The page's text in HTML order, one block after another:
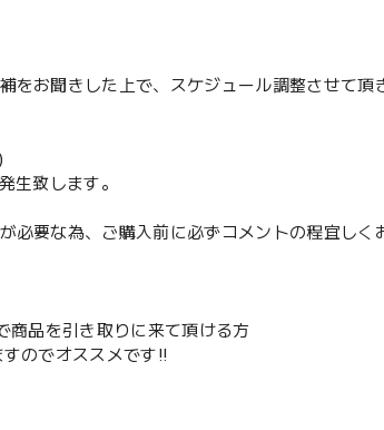
をお聞きした上で、スケジュール調整させて頂
生致します。
必要な為、ご購入前に必ずコメントの程宜しく
商品を引き取りに来て頂ける方
のでオススメです‼️